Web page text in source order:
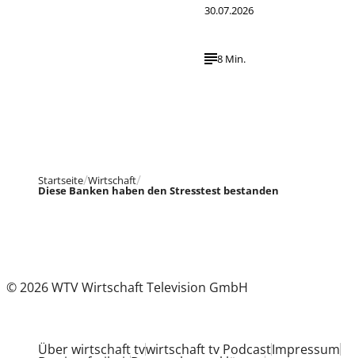
30.07.2026
8 Min.
Startseite Wirtschaft
Diese Banken haben den Stresstest bestanden
© 2026 WTV Wirtschaft Television GmbH
Über wirtschaft tvwirtschaft tv PodcastImpressum